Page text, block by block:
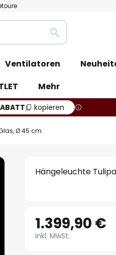
Suche
Ventilatoren
Mehr
kopieren
Ø 45 cm
Hängeleuchte
1.399,90 €
inkl. MwSt.